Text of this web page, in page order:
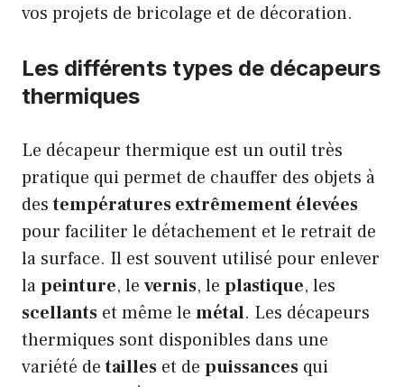
vos projets de bricolage et de décoration.
Les différents types de décapeurs
thermiques
Le décapeur thermique est un outil très
pratique qui permet de chauffer des objets à
destempératures extrêmement élevées
pour faciliter le détachement et le retrait de
la surface. Il est souvent utilisé pour enlever
lapeinture, le vernis, le plastique, les
scellants et même le métal. Les décapeurs
thermiques sont disponibles dans une
variété detailles et de puissances qui